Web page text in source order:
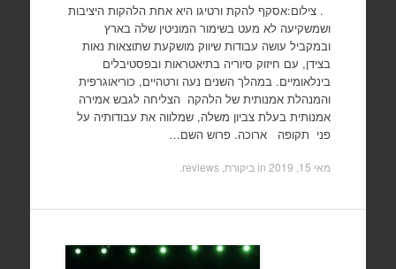
. צילום:אסקף להקת ורטיגו היא אחת הלהקות היציבות
ושמשקיעה לא מעט בשימור המוניטין שלה בארץ
ובמקביל עושה עבודות שיווק מושקעת שתוצאות נאות
בצידן, עם חיזוק סיוריה בתיאטראות ובפסטיבלים
בינלאומיים. במהלך השנים נעה ורטהיים, כוריאוגרפית
והמנהלת אמנותית של הלהקה הצליחה לגבש אמירה
אמנותית בעלת צביון משלה, שמלווה את עבודותיה על
פני תקופה ארוכה. פרוש השם…
מאי 15, 2019 in ביקורת, reviews